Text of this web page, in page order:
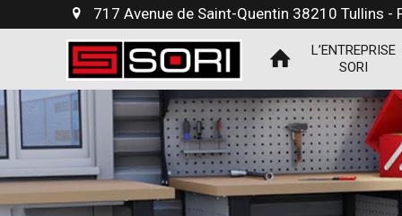
717 Avenue de Saint-Quentin 38210 Tullins -
L’ENTREPRISE
SORI